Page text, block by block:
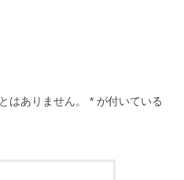
はありません。 * が付いている